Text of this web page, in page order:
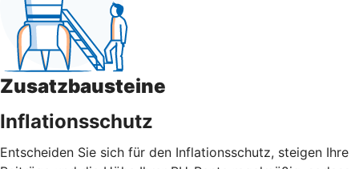
Zusatzbausteine
Inflationsschutz
Entscheiden Sie sich für den Inflationsschutz, steigen Ihre